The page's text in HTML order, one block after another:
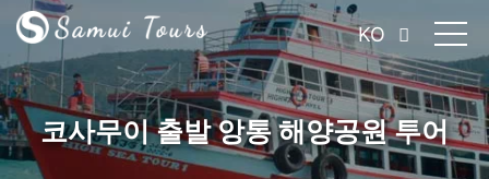
KO
코사무이 출발 앙통 해양공원 투어